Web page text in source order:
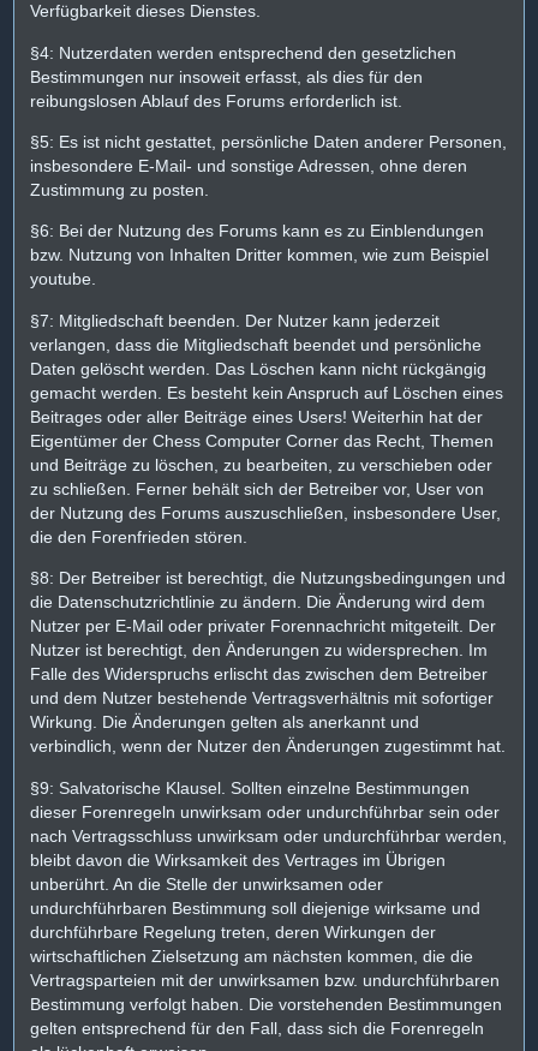
Verfügbarkeit dieses Dienstes.
§4: Nutzerdaten werden entsprechend den gesetzlichen
Bestimmungen nur insoweit erfasst, als dies für den
reibungslosen Ablauf des Forums erforderlich ist.
§5: Es ist nicht gestattet, persönliche Daten anderer Personen,
insbesondere E-Mail- und sonstige Adressen, ohne deren
Zustimmung zu posten.
§6: Bei der Nutzung des Forums kann es zu Einblendungen
bzw. Nutzung von Inhalten Dritter kommen, wie zum Beispiel
youtube.
§7: Mitgliedschaft beenden. Der Nutzer kann jederzeit
verlangen, dass die Mitgliedschaft beendet und persönliche
Daten gelöscht werden. Das Löschen kann nicht rückgängig
gemacht werden. Es besteht kein Anspruch auf Löschen eines
Beitrages oder aller Beiträge eines Users! Weiterhin hat der
Eigentümer der Chess Computer Corner das Recht, Themen
und Beiträge zu löschen, zu bearbeiten, zu verschieben oder
zu schließen. Ferner behält sich der Betreiber vor, User von
der Nutzung des Forums auszuschließen, insbesondere User,
die den Forenfrieden stören.
§8: Der Betreiber ist berechtigt, die Nutzungsbedingungen und
die Datenschutzrichtlinie zu ändern. Die Änderung wird dem
Nutzer per E-Mail oder privater Forennachricht mitgeteilt. Der
Nutzer ist berechtigt, den Änderungen zu widersprechen. Im
Falle des Widerspruchs erlischt das zwischen dem Betreiber
und dem Nutzer bestehende Vertragsverhältnis mit sofortiger
Wirkung. Die Änderungen gelten als anerkannt und
verbindlich, wenn der Nutzer den Änderungen zugestimmt hat.
§9: Salvatorische Klausel. Sollten einzelne Bestimmungen
dieser Forenregeln unwirksam oder undurchführbar sein oder
nach Vertragsschluss unwirksam oder undurchführbar werden,
bleibt davon die Wirksamkeit des Vertrages im Übrigen
unberührt. An die Stelle der unwirksamen oder
undurchführbaren Bestimmung soll diejenige wirksame und
durchführbare Regelung treten, deren Wirkungen der
wirtschaftlichen Zielsetzung am nächsten kommen, die die
Vertragsparteien mit der unwirksamen bzw. undurchführbaren
Bestimmung verfolgt haben. Die vorstehenden Bestimmungen
gelten entsprechend für den Fall, dass sich die Forenregeln